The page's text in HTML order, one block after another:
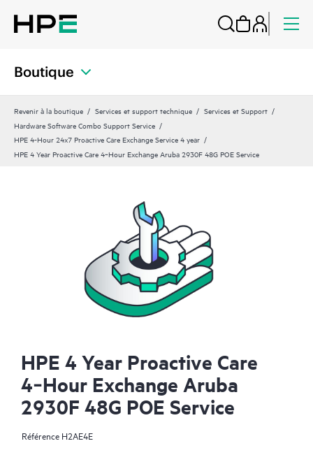
Boutique
Revenir à la boutique Services et support technique
Services et Support
Hardware Software Combo Support Service
HPE 4-Hour 24x7 Proactive Care Exchange Service 4 year
HPE 4 Year Proactive Care 4‑Hour Exchange Aruba 2930F 48G POE Service
HPE 4 Year Proactive Care
4‑Hour Exchange Aruba
2930F 48G POE Service
Référence H2AE4E